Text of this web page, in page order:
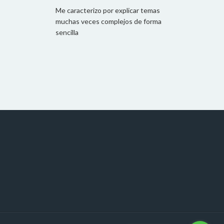
Me caracterizo por explicar temas
muchas veces complejos de forma
sencilla